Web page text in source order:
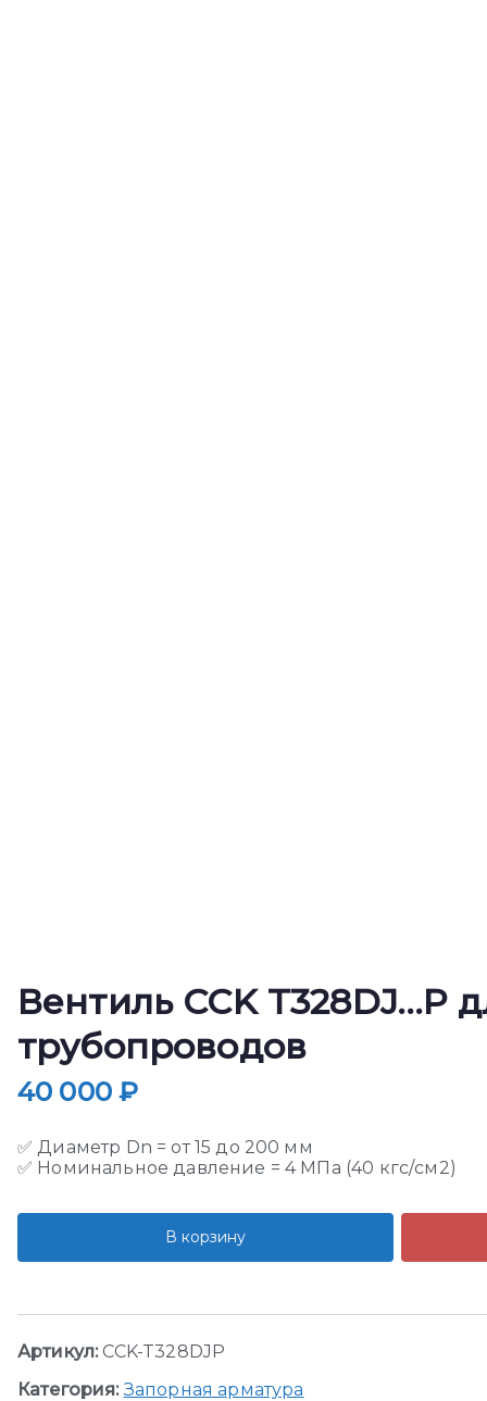
Вентиль CCK T328DJ…P
трубопроводов
40 000₽
✅ Диаметр Dn = от 15 до 200 мм
✅ Номинальное давление = 4 МПа (40 кгс/см2)
В корзину
Артикул: CCK-T328DJP
Категория:Запорная арматура